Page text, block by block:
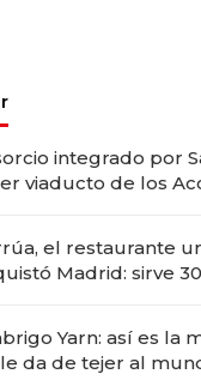
integrado por
viaducto de los
el restaurante
Madrid: sirve
Yarn: así es la
da de tejer al